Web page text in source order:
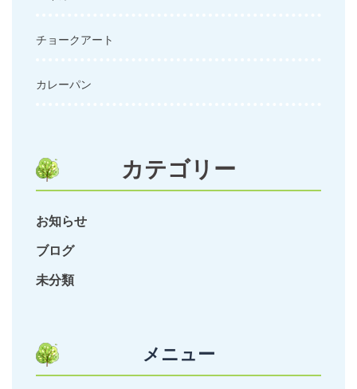
チョークアート
カレーパン
カテゴリー
お知らせ
ブログ
未分類
メニュー